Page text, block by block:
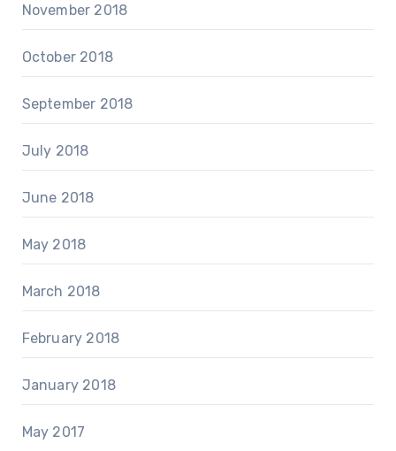
November 2018
October 2018
September 2018
July 2018
June 2018
May 2018
March 2018
February 2018
January 2018
May 2017